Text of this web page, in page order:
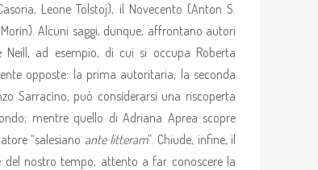
Leone Tolstoj), il Novecento (Anton S.
Alcuni saggi, dunque, affrontano autori
Neill, ad esempio, di cui si occupa Roberta
opposte: la prima autoritaria, la seconda
Sarracino, può considerarsi una riscoperta
mentre quello di Adriana Aprea scopre
“salesiano ante litteram”. Chiude, infine, il
del nostro tempo, attento a far conoscere la